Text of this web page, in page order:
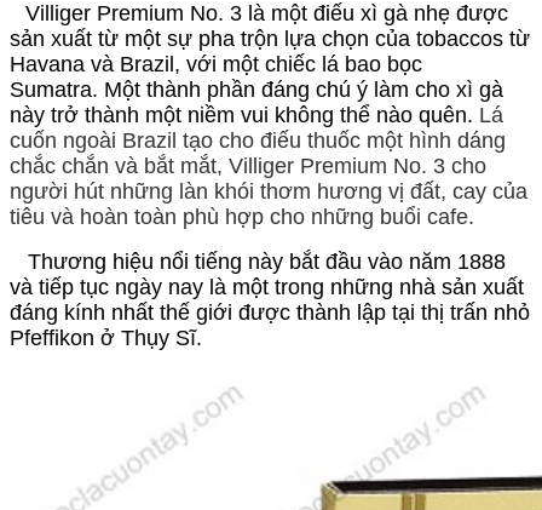
Villiger Premium No. 3 là một điếu xì gà nhẹ được
sản xuất từ ​​một sự pha trộn lựa chọn của tobaccos từ
Havana và Brazil, với một chiếc lá bao bọc
Sumatra. Một thành phần đáng chú ý làm cho xì gà
này trở thành một niềm vui không thể nào quên. Lá
cuốn ngoài Brazil tạo cho điếu thuốc một hình dáng
chắc chắn và bắt mắt, Villiger Premium No. 3 cho
người hút những làn khói thơm hương vị đất, cay của
tiêu và hoàn toàn phù hợp cho những buổi cafe.
Thương hiệu nổi tiếng này bắt đầu vào năm 1888
và tiếp tục ngày nay là một trong những nhà sản xuất
đáng kính nhất thế giới được thành lập tại thị trấn nhỏ
Pfeffikon ở Thụy Sĩ.